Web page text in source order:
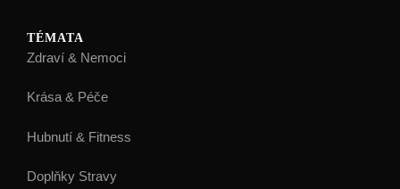
TÉMATA
Zdraví & Nemoci
Krása & Péče
Hubnutí & Fitness
Doplňky Stravy